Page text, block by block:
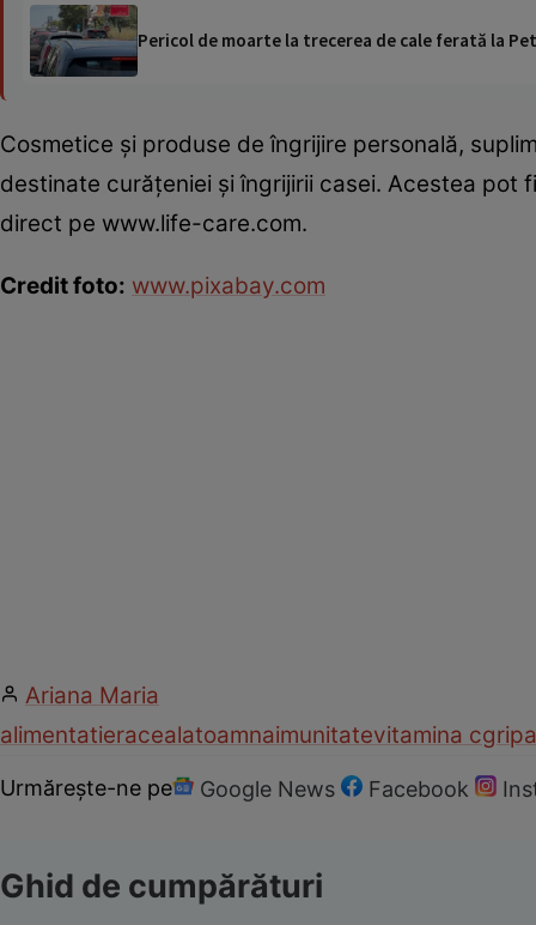
Pericol de moarte la trecerea de cale ferată la
Cosmetice şi produse de îngrijire personală,
destinate curăţeniei şi îngrijirii casei. Acestea pot
direct pe www.life-care.com.
Credit foto: www.pixabay.com
Ariana Maria
alimentatieracealatoamnaimunitatevitamina cgripa
Urmărește-ne pe Google News Facebook
Ghid de cumpărături